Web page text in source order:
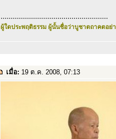
.....................................................
ผู้ใดประพฤติธรรม ผู้นั้นชื่อว่าบูชาตถาคตอย่า
เมื่อ: 19 ต.ค. 2008, 07:13